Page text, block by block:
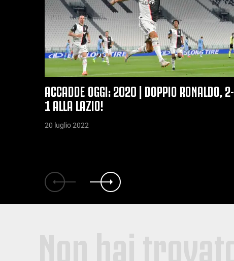
ACCADDE OGGI: 2020 | DOPPIO RONALDO, 2-
1 ALLA LAZIO!
20 luglio 2022